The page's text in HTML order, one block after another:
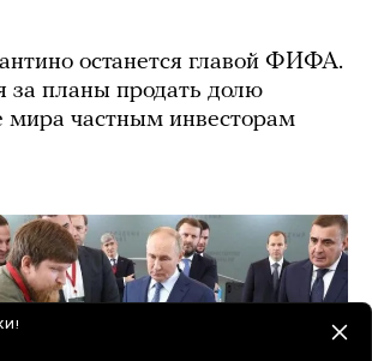
останется главой ФИФА.
за планы продать долю
мира частным инвесторам